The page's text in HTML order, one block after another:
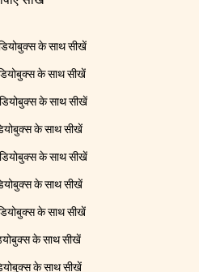
के साथ सीखें
के साथ सीखें
के साथ सीखें
के साथ सीखें
के साथ सीखें
के साथ सीखें
के साथ सीखें
के साथ सीखें
के साथ सीखें